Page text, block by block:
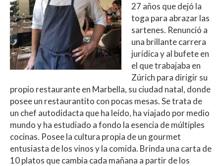
27 años que dejó la
toga para abrazar las
sartenes. Renunció a
una brillante carrera
jurídica y al bufete en
el que trabajaba en
Zúrich para dirigir su
propio restaurante en Marbella, su ciudad natal, donde
posee un restaurantito con pocas mesas. Se trata de
un chef autodidacta que ha leído, ha viajado por medio
mundo y ha estudiado a fondo la esencia de múltiples
cocinas. Posee la cultura propia de un gourmet
entusiasta de los vinos y la comida. Brinda una carta de
10 platos que cambia cada mañana a partir de los